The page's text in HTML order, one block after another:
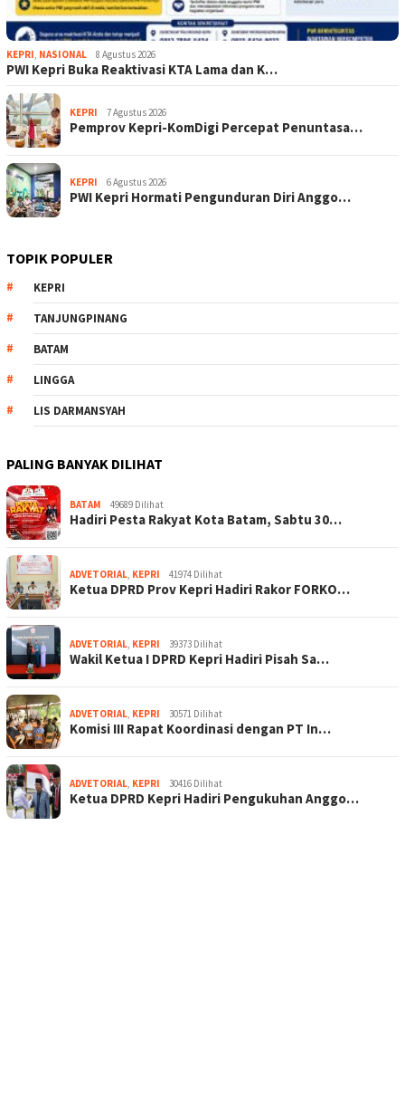
KEPRI NASIONAL 8 Agustus 2026
PWI Kepri Buka Reaktivasi KTA Lama dan K…
KEPRI 7 Agustus 2026
Pemprov Kepri-KomDigi Percepat Penuntasa…
KEPRI 6 Agustus 2026
PWI Kepri Hormati Pengunduran Diri Anggo…
TOPIK POPULER
KEPRI
TANJUNGPINANG
BATAM
LINGGA
LIS DARMANSYAH
PALING BANYAK DILIHAT
BATAM 49689 Dilihat
Hadiri Pesta Rakyat Kota Batam, Sabtu 30…
ADVETORIAL KEPRI 41974 Dilihat
Ketua DPRD Prov Kepri Hadiri Rakor FORKO…
ADVETORIAL KEPRI 39373 Dilihat
Wakil Ketua I DPRD Kepri Hadiri Pisah Sa…
ADVETORIAL KEPRI 30571 Dilihat
Komisi III Rapat Koordinasi dengan PT In…
ADVETORIAL KEPRI 30416 Dilihat
Ketua DPRD Kepri Hadiri Pengukuhan Anggo…